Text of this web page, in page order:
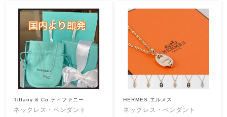
Tiffany & Co ティファニー
ネックレス・ペンダント
HERMES エルメス
ネックレス・ペンダント